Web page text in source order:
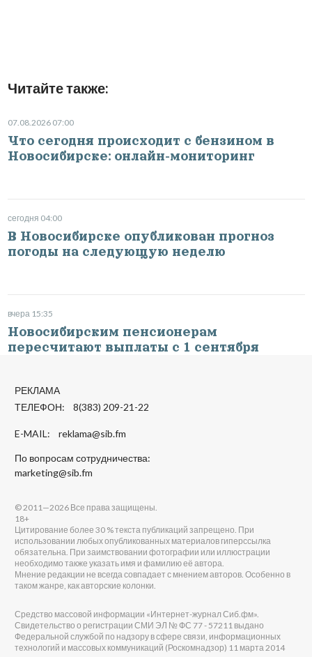
Читайте также:
07.08.2026 07:00
Что сегодня происходит с бензином в
Новосибирске: онлайн-мониторинг
сегодня 04:00
В Новосибирске опубликован прогноз
погоды на следующую неделю
вчера 15:35
Новосибирским пенсионерам
пересчитают выплаты с 1 сентября
РЕКЛАМА
ТЕЛЕФОН: 8(383) 209-21-22
E-MAIL: reklama@sib.fm
По вопросам сотрудничества:
marketing@sib.fm
© 2011—2026 Все права защищены.
18+
Цитирование более 30 % текста публикаций запрещено. При
использовании любых опубликованных материалов гиперссылка
обязательна. При заимствовании фотографии или иллюстрации
необходимо также указать имя и фамилию её автора.
Мнение редакции не всегда совпадает с мнением авторов. Особенно в
таком жанре, как авторские колонки.
Средство массовой информации «Интернет-журнал Сиб.фм».
Свидетельство о регистрации СМИ ЭЛ № ФС 77 - 57211 выдано
Федеральной службой по надзору в сфере связи, информационных
технологий и массовых коммуникаций (Роскомнадзор) 11 марта 2014